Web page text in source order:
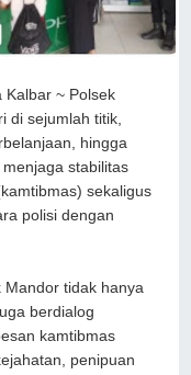
Kalbar ~ Polsek
di sejumlah titik,
hingga
stabilitas
sekaligus
polisi dengan
Mandor tidak hanya
berdialog
kamtibmas
penipuan